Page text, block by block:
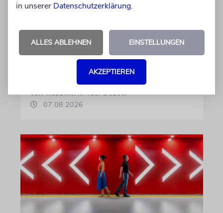
Was unsere Weisen über die
lebensspendende Kraft des Wassers lehren
von Rabbinerin Yael Deusel
07.08.2026
in unserer Datenschutzerklärung.
ALLES ABLEHNEN EINSTELLUNGEN
AKZEPTIEREN